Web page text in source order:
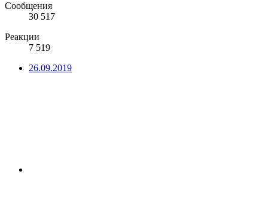
Сообщения
30 517
Реакции
7 519
26.09.2019